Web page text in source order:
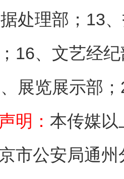
处理部；13
16、文艺经
展览展示部
明： 本传媒以
市公安局通